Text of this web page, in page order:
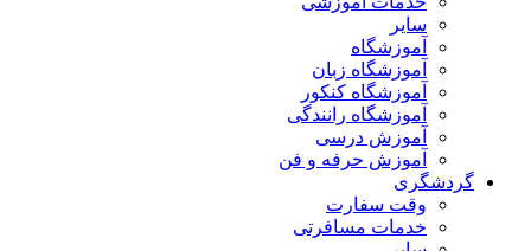
سایر
آموزشگاه
آموزشگاه زبان
آموزشگاه کنکور
آموزشگاه رانندگی
آموزش درسی
آموزش حرفه و فن
گردشگری
وقت سفارت
خدمات مسافرتی